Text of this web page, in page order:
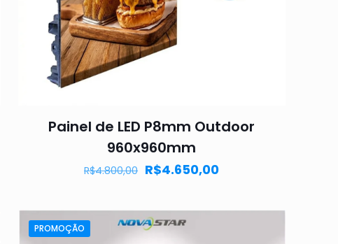
Painel de LED P8mm Outdoor
960x960mm
R$4.800,00 R$4.650,00
PROMOÇÃO